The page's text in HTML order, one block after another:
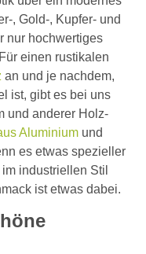
, Gold-, Kupfer- und
nur hochwertiges
einen rustikalen
an und je nachdem,
ist, gibt es bei uns
und anderer Holz-
Aluminium und
es etwas spezieller
industriellen Stil
ist etwas dabei.